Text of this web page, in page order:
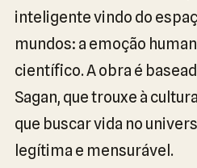
inteligente vindo do
mundos: a emoção
científico. A obra é
Sagan, que trouxe à
que buscar vida no
legítima e mensurável.